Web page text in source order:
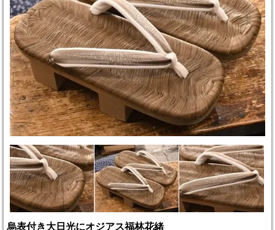
烏表付き大日光にオジアス福林花緒